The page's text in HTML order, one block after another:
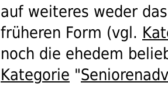
auf weiteres weder
früheren Form (vgl.
noch die ehedem
Kategorie "